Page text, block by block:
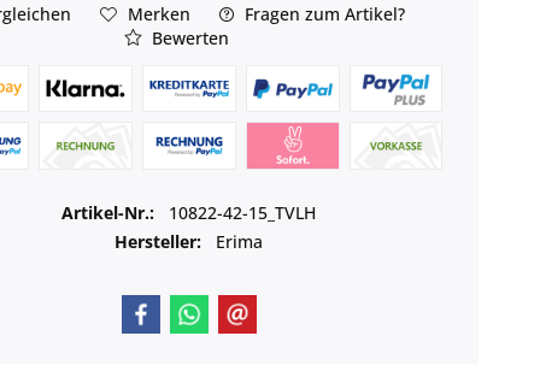
Merken
Fragen zum Artikel?
Bewerten
Artikel-Nr.:
10822-42-15_TVLH
Hersteller:
Erima